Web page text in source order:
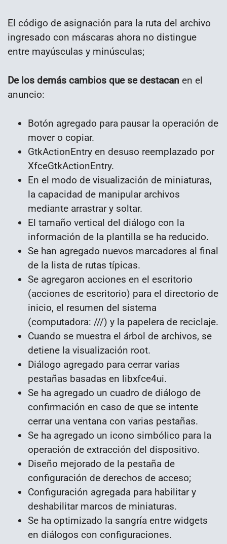
El código de asignación para la ruta del archivo
ingresado con máscaras ahora no distingue
entre mayúsculas y minúsculas;
De los demás cambios que se destacan en el
anuncio:
Botón agregado para pausar la operación de
mover o copiar.
GtkActionEntry en desuso reemplazado por
XfceGtkActionEntry.
En el modo de visualización de miniaturas,
la capacidad de manipular archivos
mediante arrastrar y soltar.
El tamaño vertical del diálogo con la
información de la plantilla se ha reducido.
Se han agregado nuevos marcadores al final
de la lista de rutas típicas.
Se agregaron acciones en el escritorio
(acciones de escritorio) para el directorio de
inicio, el resumen del sistema
(computadora: ///) y la papelera de reciclaje.
Cuando se muestra el árbol de archivos, se
detiene la visualización root.
Diálogo agregado para cerrar varias
pestañas basadas en libxfce4ui.
Se ha agregado un cuadro de diálogo de
confirmación en caso de que se intente
cerrar una ventana con varias pestañas.
Se ha agregado un icono simbólico para la
operación de extracción del dispositivo.
Diseño mejorado de la pestaña de
configuración de derechos de acceso;
Configuración agregada para habilitar y
deshabilitar marcos de miniaturas.
Se ha optimizado la sangría entre widgets
en diálogos con configuraciones.